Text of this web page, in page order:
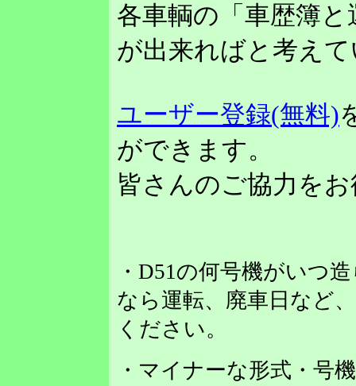
各車輌の「車歴簿
が出来ればと考え
ユーザー登録(無料)
ができます。
皆さんのご協力を
・D51の何号機がいつ
なら運転、廃車日など
ください。
・マイナーな形式・号